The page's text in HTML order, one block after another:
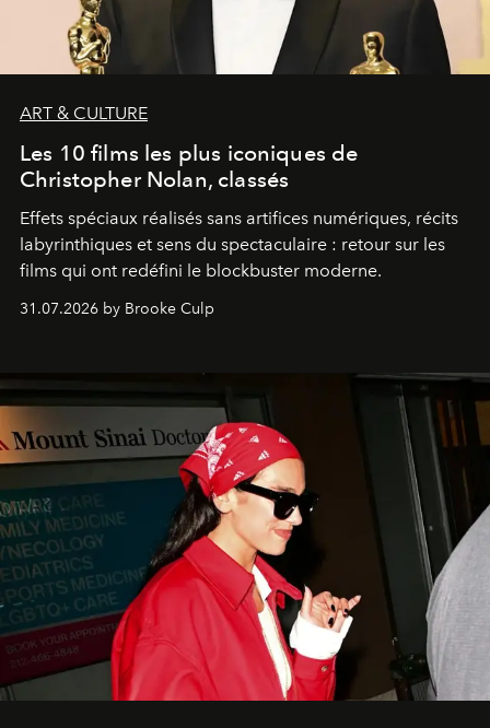
ART & CULTURE
Les 10 films les plus iconiques de
Christopher Nolan, classés
Effets spéciaux réalisés sans artifices numériques, récits
labyrinthiques et sens du spectaculaire : retour sur les
films qui ont redéfini le blockbuster moderne.
31.07.2026 by Brooke Culp